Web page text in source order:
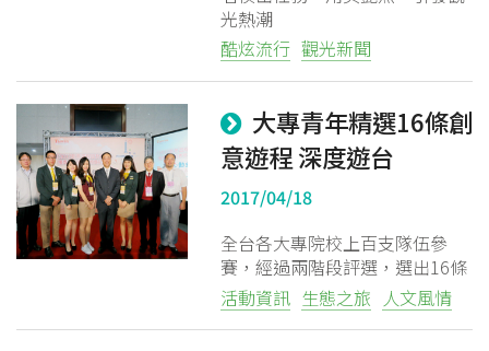
光熱潮
酷炫流行 觀光新聞
大專青年精選16條創
意遊程 深度遊台
2017/04/18
全台各大專院校上百支隊伍參
賽，經過兩階段評選，選出16條
優質遊程，並在其中選出前三名
與最佳人氣獎。
活動資訊 生態之旅 人文風情